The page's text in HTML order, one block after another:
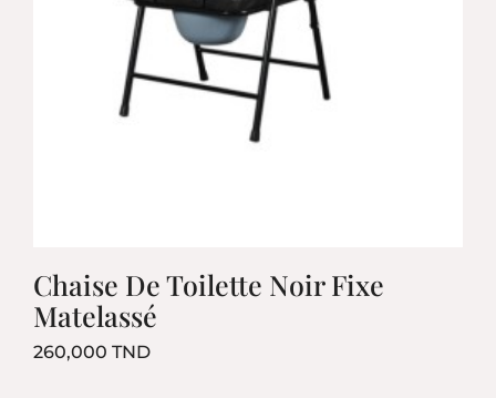
Chaise De Toilette Noir Fixe
Matelassé
260,000 TNDPrix